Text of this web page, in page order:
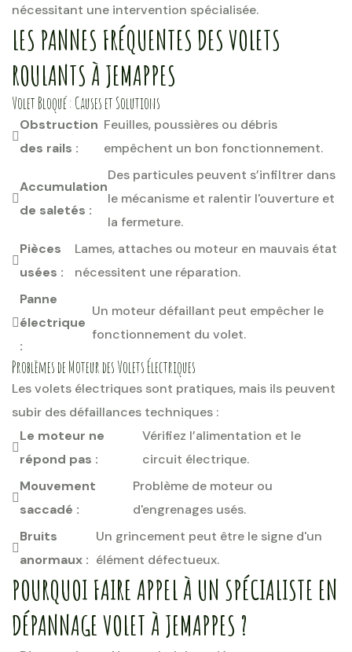
nécessitant une intervention spécialisée.
LES PANNES FRÉQUENTES DES VOLETS
ROULANTS À JEMAPPES
Volet Bloqué : Causes et Solutions
Obstruction
des rails :
Feuilles, poussières ou débris
empêchent un bon fonctionnement.
Accumulation
de saletés :
Des particules peuvent s’infiltrer dans
le mécanisme et ralentir l'ouverture et
la fermeture.
Pièces
usées :
Lames, attaches ou moteur en mauvais état
nécessitent une réparation.
Panne
électrique
:
Un moteur défaillant peut empêcher le
fonctionnement du volet.
Problèmes de Moteur des Volets Électriques
Les volets électriques sont pratiques, mais ils peuvent
subir des défaillances techniques :
Le moteur ne
répond pas :
Vérifiez l’alimentation et le
circuit électrique.
Mouvement
saccadé :
Problème de moteur ou
d'engrenages usés.
Bruits
anormaux :
Un grincement peut être le signe d'un
élément défectueux.
POURQUOI FAIRE APPEL À UN SPÉCIALISTE EN
DÉPANNAGE VOLET À JEMAPPES ?